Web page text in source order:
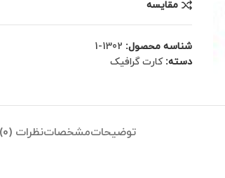
مقایسه
شناسه محصول: 1302-1
دسته: کارت گرافیک
توضیحاتمشخصاتنظرات (0)